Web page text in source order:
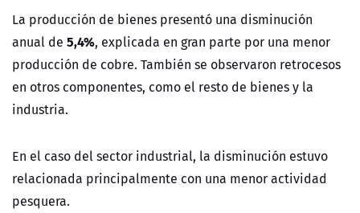
La producción de bienes presentó una disminución
anual de 5,4%, explicada en gran parte por una menor
producción de cobre. También se observaron retrocesos
en otros componentes, como el resto de bienes y la
industria.
En el caso del sector industrial, la disminución estuvo
relacionada principalmente con una menor actividad
pesquera.